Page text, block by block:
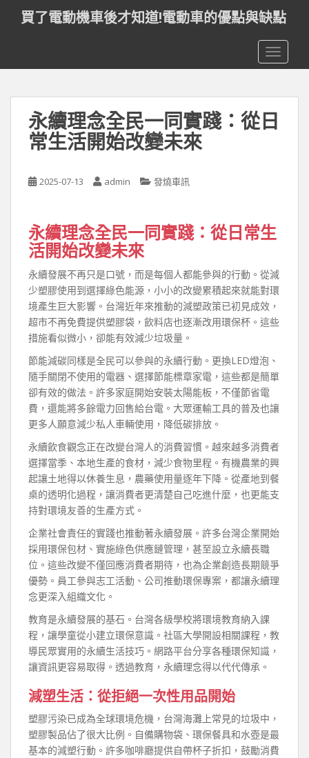
t
買了電動機車後才知道!電動車的優點與缺點
永續理念全民一同實踐：從日
常生活開始改變未來
2025-07-13 admin 發燒車訊
永續理念全民一同實踐：從日常生
活開始改變未來
永續發展不再只是口號，而是每個人都能參與的行動。從減
少塑膠使用到選擇綠色能源，小小的改變累積起來就能對環
境產生巨大影響。台灣近年來推動的減塑政策已初見成效，
超市不再免費提供塑膠袋，飲料店也逐漸改用環保杯。這些
措施看似微小，卻能有效減少垃圾量。
節能減碳同樣是全民可以參與的永續行動。更換LED燈泡、
隨手關閉不使用的電器、選擇節能標章家電，這些都是簡單
卻有效的做法。許多家庭開始安裝太陽能板，不僅節省電
費，還能將多餘電力回售給台電。大眾運輸工具的普及也讓
更多人願意減少私人車輛使用，降低碳排放。
永續飲食觀念正在改變台灣人的消費習慣。越來越多消費者
選擇當季、本地生產的食材，減少食物里程。有機農業的興
起讓土地得以休養生息，農藥使用量逐年下降。從產地到餐
桌的透明化過程，讓消費者更清楚自己吃進什麼，也更能支
持對環境友善的生產方式。
企業社會責任的實踐也推動著永續發展。許多台灣企業開始
採用環保包材、實施綠色供應鏈管理，甚至設立永續長職
位。這些改變不僅回應消費者期待，也為企業創造長期競爭
優勢。員工參與志工活動、公司推動環保專案，都讓永續理
念更深入組織文化。
教育是永續發展的基石。台灣各級學校將環境教育納入課
程，讓學童從小建立環保意識。社區大學開設相關課程，教
導民眾實用的永續生活技巧。網路平台分享各種環保知識，
讓資訊更容易取得。透過教育，永續理念得以代代傳承。
減塑生活：從拒絕一次性用品開始
塑膠污染已成為全球環境危機，台灣海灘上常見的垃圾中，
塑膠製品佔了很大比例。自備購物袋、環保餐具和水壺是最
基本的減塑行動。許多咖啡廳提供自帶杯子折扣，鼓勵消費